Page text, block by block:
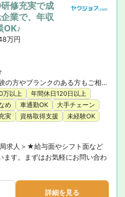
修充実で成
業で、年収
OK♪
万円
薬剤師免許※実務未経験の方やブランクのある方もご相談ください。
万以上
年間休日120日以上
め 車通勤OK
大手チェーン
実 資格取得支援
未経験OK
求人＞★給与面やシフト面など
ます。まずはお気軽にお問い合わ
詳細を見る